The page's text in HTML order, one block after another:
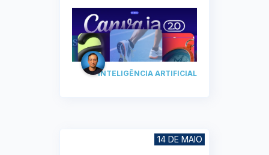
INTELIGÊNCIA ARTIFICIAL
14 DE MAIO